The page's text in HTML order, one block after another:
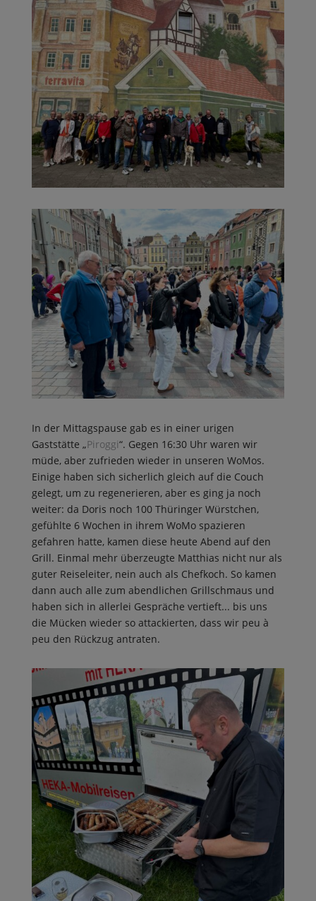
In der Mittagspause gab es in einer urigen
Gaststätte „Piroggi“. Gegen 16:30 Uhr waren wir
müde, aber zufrieden wieder in unseren WoMos.
Einige haben sich sicherlich gleich auf die Couch
gelegt, um zu regenerieren, aber es ging ja noch
weiter: da Doris noch 100 Thüringer Würstchen,
gefühlte 6 Wochen in ihrem WoMo spazieren
gefahren hatte, kamen diese heute Abend auf den
Grill. Einmal mehr überzeugte Matthias nicht nur als
guter Reiseleiter, nein auch als Chefkoch. So kamen
dann auch alle zum abendlichen Grillschmaus und
haben sich in allerlei Gespräche vertieft... bis uns
die Mücken wieder so attackierten, dass wir peu à
peu den Rückzug antraten.